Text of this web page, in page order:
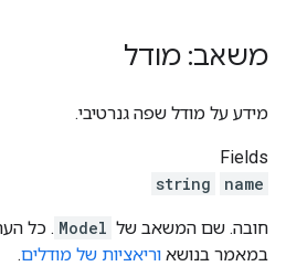
משאב: מודל
מידע על מודל שפה גנרטיבי.
Fields
name
string
חובה. שם המשאב של Model . כל
במאמר בנושא וריאציות של מודלים.